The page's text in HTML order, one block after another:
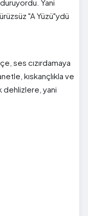
Yani
"A Yüzü"ydü
ses cızırdamaya
kıskançlıkla ve
dehlizlere, yani